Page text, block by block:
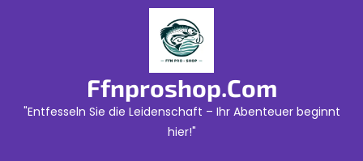
Ffnproshop.com
"Entfesseln Sie die Leidenschaft – Ihr Abenteuer beginnt
hier!"